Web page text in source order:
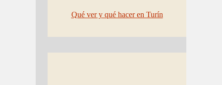
Qué ver y qué hacer en Turín